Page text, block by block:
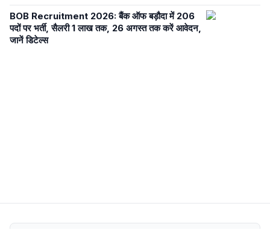
BOB Recruitment 2026: बैंक ऑफ बड़ौदा में 206
पदों पर भर्ती, सैलरी 1 लाख तक, 26 अगस्त तक करें आवेदन,
जानें डिटेल्स